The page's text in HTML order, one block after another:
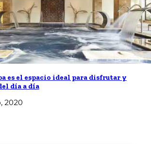
es el espacio ideal para disfrutar y
día a día
2020